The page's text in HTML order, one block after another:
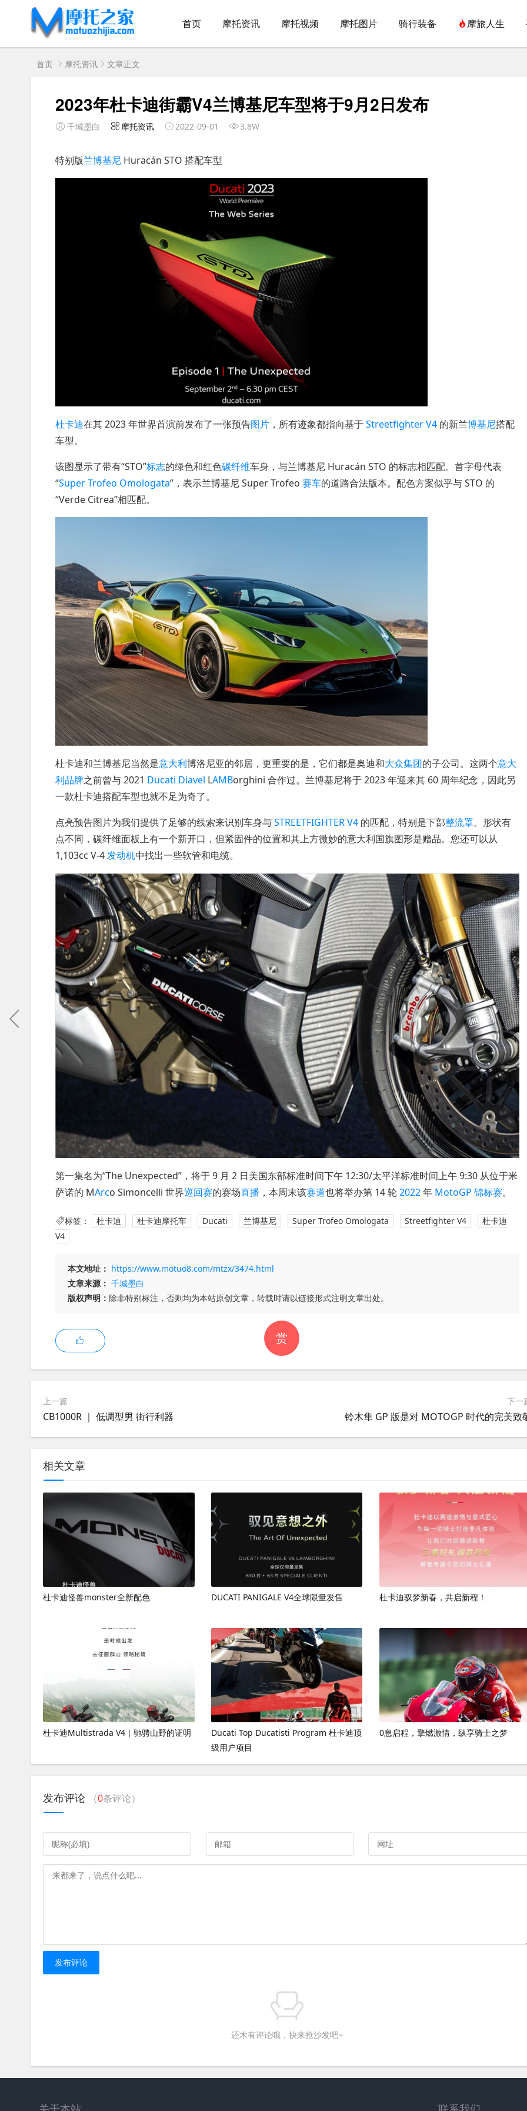
首页 摩托资讯 摩托视频 摩托图片 骑行装备 摩旅人生
首页 摩托资讯 文章正文
2023年杜卡迪街霸V4兰博基尼车型将于9月2日发布
千城墨白 摩托资讯 2022-09-01 3.8W
特别版兰博基尼 Huracán STO 搭配车型
杜卡迪在其 2023 年世界首演前发布了一张预告图片 ，所有迹象都指向基于Streetfighter V4 的新兰博基尼搭配
车型。
该图显示了带有“STO”标志的绿色和红色碳纤维车身，与兰博基尼 Huracán STO 的标志相匹配。首字母代表
“Super Trofeo Omologata”，表示兰博基尼 Super Trofeo 赛车的道路合法版本。配色方案似乎与 STO 的
“Verde Citrea”相匹配。
杜卡迪和兰博基尼当然是意大利博洛尼亚的邻居，更重要的是，它们都是奥迪和大众集团的子公司。这两个意大
利品牌之前曾与 2021 Ducati Diavel LAMBorghini 合作过。兰博基尼将于 2023 年迎来其 60 周年纪念，因此另
一款杜卡迪搭配车型也就不足为奇了。
点亮预告图片为我们提供了足够的线索来识别车身与STREETFIGHTERV4 的匹配，特别是下部整流罩。形状有
点不同，碳纤维面板上有一个新开口，但紧固件的位置和其上方微妙的意大利国旗图形是赠品。您还可以从
1,103cc V-4发动机中找出一些软管和电缆。
第一集名为“The Unexpected”，将于 9 月 2 日美国东部标准时间下午 12:30/太平洋标准时间上午 9:30 从位于米
萨诺的 MArco Simoncelli 世界巡回赛的赛场直播 ，本周末该赛道也将举办第 14 轮2022年 MotoGP 锦标赛。
标签： 杜卡迪 杜卡迪摩托车 Ducati 兰博基尼 Super Trofeo Omologata Streetfighter V4
杜卡迪
V4
本文地址： https://www.motuo8.com/mtzx/3474.html
文章来源： 千城墨白
版权声明： 除非特别标注，否则均为本站原创文章，转载时请以链接形式注明文章出处。
赏
上一篇
CB1000R ｜ 低调型男 街行利器
下一
铃木隼 GP 版是对 MOTOGP 时代的完美致
相关文章
杜卡迪怪兽monster全新配色 DUCATI PANIGALE V4全球限量发售 杜卡迪驭梦新春，共启新程！
杜卡迪Multistrada V4｜驰骋山野的证明
Ducati Top Ducatisti Program 杜卡迪顶
级用户项目
0息启程，擎燃激情，纵享骑士之梦
发布评论 （0条评论）
发布评论
还木有评论哦，快来抢沙发吧~